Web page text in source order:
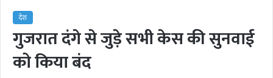
देश
गुजरात दंगे से जुड़े सभी केस की सुनवाई
को किया बंद